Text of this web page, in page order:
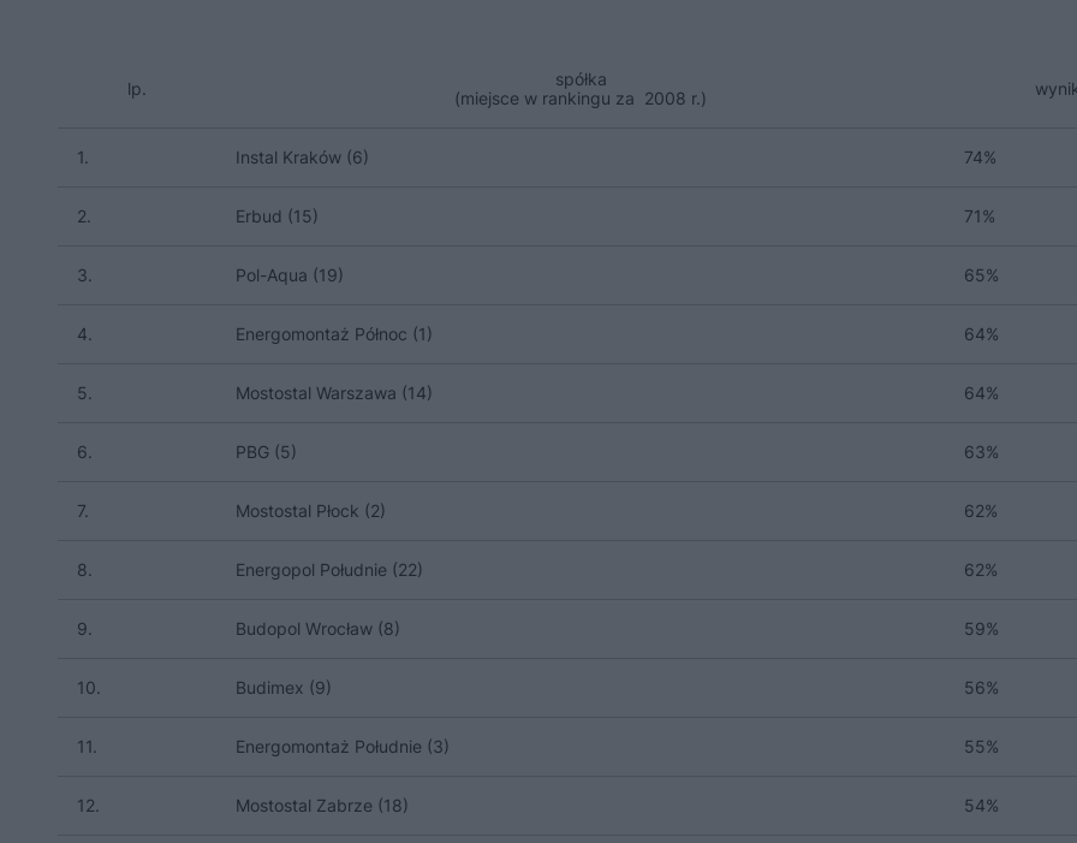
lp.
spółka
(miejsce w rankingu za 2008 r.)
1. Instal Kraków (6) 74%
2. Erbud (15) 71%
3. Pol-Aqua (19) 65%
4. Energomontaż Północ (1) 64%
5. Mostostal Warszawa (14) 64%
6. PBG (5) 63%
7. Mostostal Płock (2) 62%
8. Energopol Południe (22) 62%
9. Budopol Wrocław (8) 59%
10. Budimex (9) 56%
11. Energomontaż Południe (3) 55%
12. Mostostal Zabrze (18) 54%